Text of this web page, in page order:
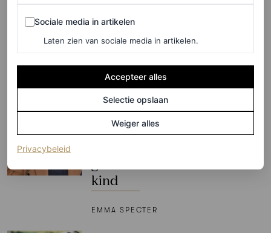
Liesbeth Rasker over haar
niet bestaande kinderwens:
‘Wat nu als je spijt krijgt?’
LIESBETH RASKER
CELEBRITY
Gisele Bündchen en Joaquim
kind
EMMA SPECTER
Sociale media in artikelen
Sociale media in artikelen
Laten zien van sociale media in artikelen.
Accepteer alles
Selectie opslaan
Weiger alles
Privacybeleid